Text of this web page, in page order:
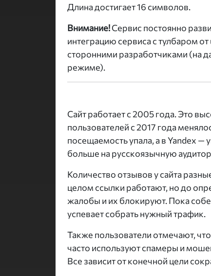
Длина достигает 16 символов.
Внимание!Сервис постоянно
интеграцию сервиса с тулбаром
сторонними разработчиками (на
режиме).
Сайт работает с 2005 года. Это
пользователей с 2017 года
посещаемость упала, а в Yandex —
больше на русскоязычную
Количество отзывов у сайта
целом ссылки работают, но до
жалобы и их блокируют. Пока
успевает собрать нужный трафик.
Также пользователи отмечают,
часто используют спамеры и
Все зависит от конечной цели